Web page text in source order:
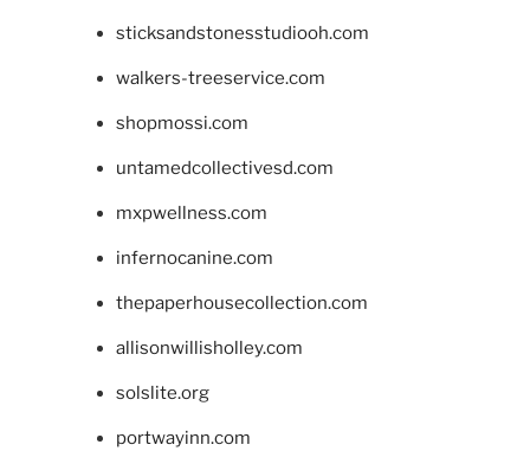
sticksandstonesstudiooh.com
walkers-treeservice.com
shopmossi.com
untamedcollectivesd.com
mxpwellness.com
infernocanine.com
thepaperhousecollection.com
allisonwillisholley.com
solslite.org
portwayinn.com